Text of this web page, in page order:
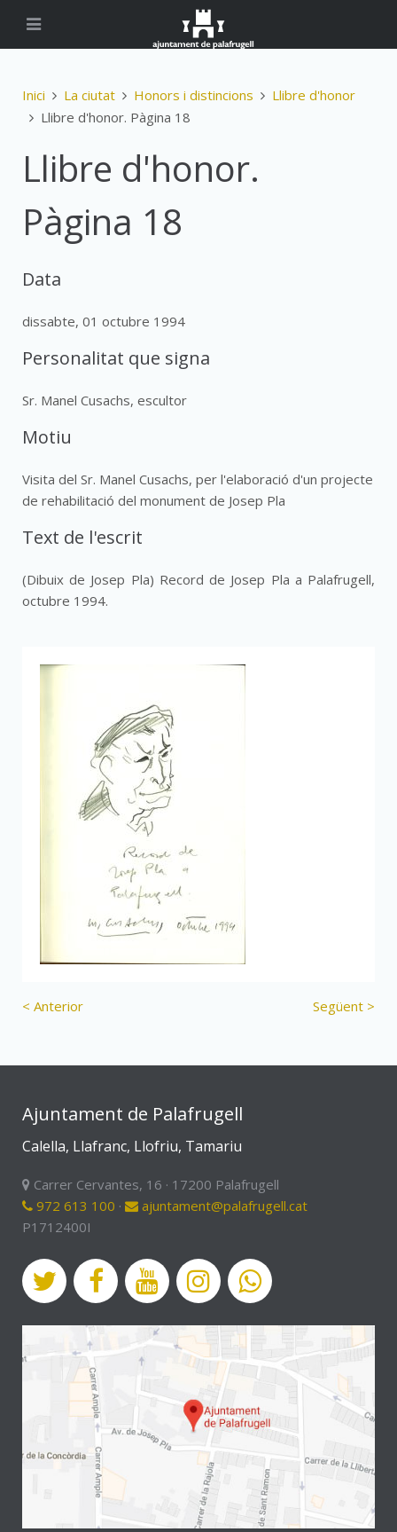
Inici La ciutat Honors i distincions
Llibre d'honor
Llibre d'honor. Pàgina 18
Llibre d'honor.
Pàgina 18
Data
dissabte, 01 octubre 1994
Personalitat que signa
Sr. Manel Cusachs, escultor
Motiu
Visita del Sr. Manel Cusachs, per l'elaboració d'un projecte
de rehabilitació del monument de Josep Pla
Text de l'escrit
(Dibuix de Josep Pla) Record de Josep Pla a Palafrugell,
octubre 1994.
< Anterior Següent >
Ajuntament de Palafrugell
Calella, Llafranc, Llofriu, Tamariu
Carrer Cervantes, 16 · 17200 Palafrugell
972 613 100 ·
ajuntament@palafrugell.cat
P1712400I